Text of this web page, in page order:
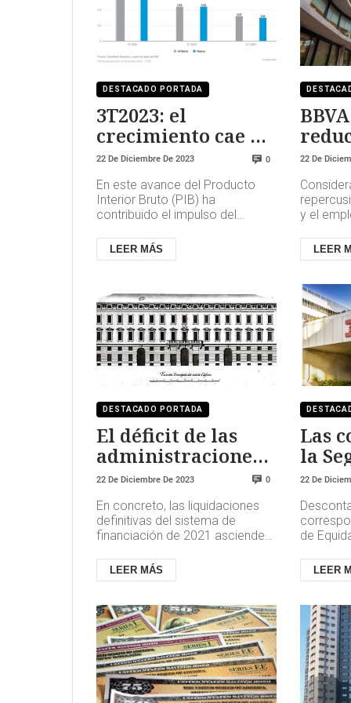
DESTACADO PORTADA
3T2023: el
crecimiento cae al
0,3%
22 De Diciembre De 2023 0
En este avance del Producto
Interior Bruto (PIB) ha
contribuido el impulso del
interanuales, la variación del PIB
es del 1,8...
LEER MÁS
22 De
y el
año y 0...
LEER
DESTACADO PORTADA
El déficit de las
administraciones
cae un 1,9%
22 De Diciembre De 2023 0
En concreto, las liquidaciones
definitivas del sistema de
financiación de 2021 ascienden
CCAA y las EELL, frente...
LEER MÁS
Las
la
22 De
de
LEER